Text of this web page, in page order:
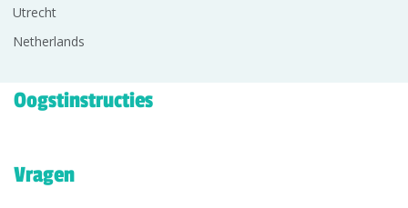
Utrecht
Netherlands
Oogstinstructies
Vragen